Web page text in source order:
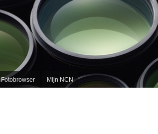
Fotobrowser Mijn NCN